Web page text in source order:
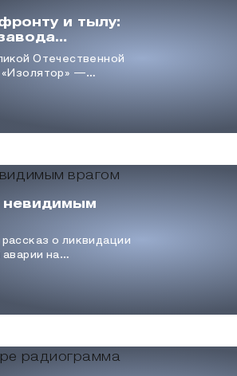
и тылу:
в годы войны
Отечественной
«Изолятор» —
в стране
производству
вводов и
превратился в
невидимым
о ликвидации
на
атомной станции в
учёных-
предотвращению